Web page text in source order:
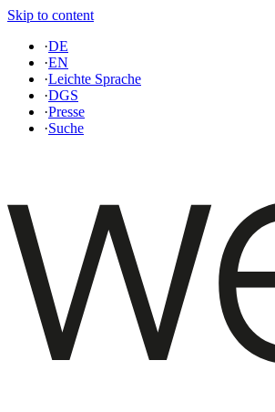
Skip to content
·DE
·EN
·Leichte Sprache
·DGS
·Presse
·Suche